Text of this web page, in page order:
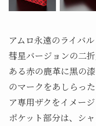
アムロ永遠のライバ
彗星バージョンの二
ある赤の鹿革に黒の
のマークをあしらっ
ア専用ザクをイメー
ポケット部分は、シ